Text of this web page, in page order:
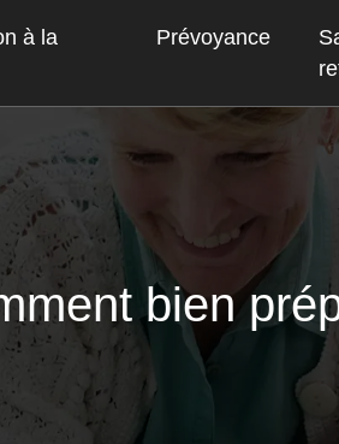
à la
Prévoyance
bien